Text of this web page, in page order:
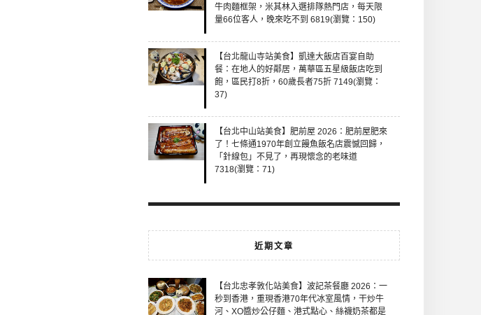
牛肉麵框架，米其林入選排隊熱門店，每天限
量66位客人，晚來吃不到 6819(瀏覽：150)
【台北龍山寺站美食】凱達大飯店百宴自助
餐：在地人的好鄰居，萬華區五星級飯店吃到
飽，區民打8折，60歲長者75折 7149(瀏覽：
37)
【台北中山站美食】肥前屋 2026：肥前屋肥來
了！七條通1970年創立饅魚飯名店震憾回歸，
「針線包」不見了，再現懷念的老味道
7318(瀏覽：71)
近期文章
【台北忠孝敦化站美食】波記茶餐廳 2026：一
秒到香港，重現香港70年代冰室風情，干炒牛
河、XO醬炒公仔麵、港式點心、絲襪奶茶都是